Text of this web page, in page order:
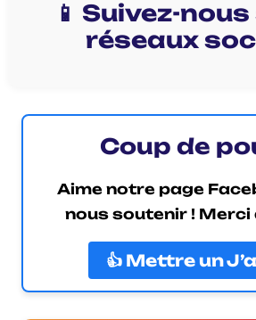
📱 Suivez-
réseaux
Coup de
Aime notre page
nous soutenir ! Merci
👍 Mettre un